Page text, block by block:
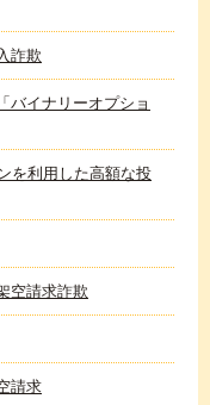
詐欺
バイナリーオプショ
を利用した高額な投
空請求詐欺
請求